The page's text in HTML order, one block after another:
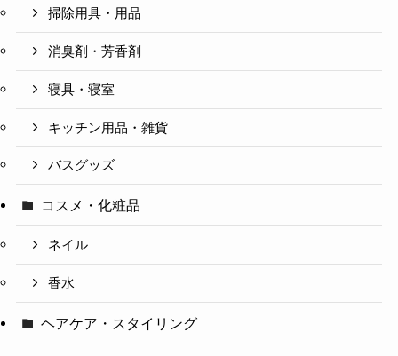
掃除用具・用品
消臭剤・芳香剤
寝具・寝室
キッチン用品・雑貨
バスグッズ
コスメ・化粧品
ネイル
香水
ヘアケア・スタイリング